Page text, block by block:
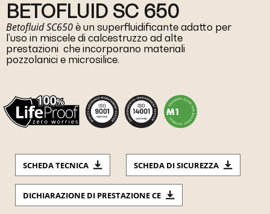
BETOFLUID SC 650
Betofluid SC650 è un superfluidificante adatto per
l'uso in miscele di calcestruzzo ad alte
prestazioni che incorporano materiali
pozzolanici e microsilice.
SCHEDA TECNICA SCHEDA DI SICUREZZA
DICHIARAZIONE DI PRESTAZIONE CE